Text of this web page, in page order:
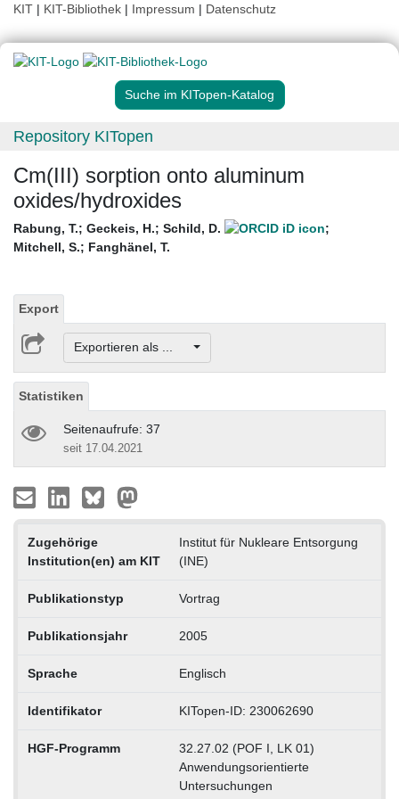
KIT | KIT-Bibliothek | Impressum | Datenschutz
Suche im KITopen-Katalog
Repository KITopen
Cm(III) sorption onto aluminum
oxides/hydroxides
Rabung, T.; Geckeis, H.; Schild, D.
;
Mitchell, S.; Fanghänel, T.
Export
Exportieren als ...
Statistiken
Seitenaufrufe: 37
seit 17.04.2021
Zugehörige
Institution(en) am KIT
Institut für Nukleare Entsorgung
(INE)
Publikationstyp Vortrag
Publikationsjahr 2005
Sprache Englisch
Identifikator KITopen-ID: 230062690
HGF-Programm
32.27.02 (POF I, LK 01)
Anwendungsorientierte
Untersuchungen